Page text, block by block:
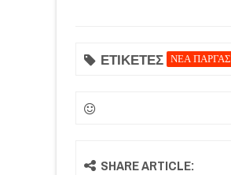
ΕΤΙΚΕΤΕΣ ΝΕΑ ΠΑΡΓΑΣ
SHARE ARTICLE: